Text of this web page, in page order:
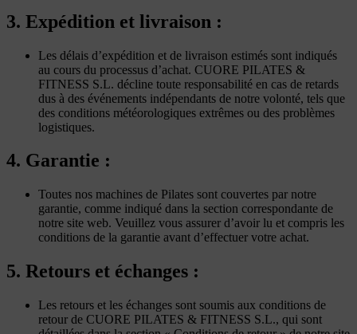
3. Expédition et livraison :
Les délais d’expédition et de livraison estimés sont indiqués
au cours du processus d’achat. CUORE PILATES &
FITNESS S.L. décline toute responsabilité en cas de retards
dus à des événements indépendants de notre volonté, tels que
des conditions météorologiques extrêmes ou des problèmes
logistiques.
4. Garantie :
Toutes nos machines de Pilates sont couvertes par notre
garantie, comme indiqué dans la section correspondante de
notre site web. Veuillez vous assurer d’avoir lu et compris les
conditions de la garantie avant d’effectuer votre achat.
5. Retours et échanges :
Les retours et les échanges sont soumis aux conditions de
retour de CUORE PILATES & FITNESS S.L., qui sont